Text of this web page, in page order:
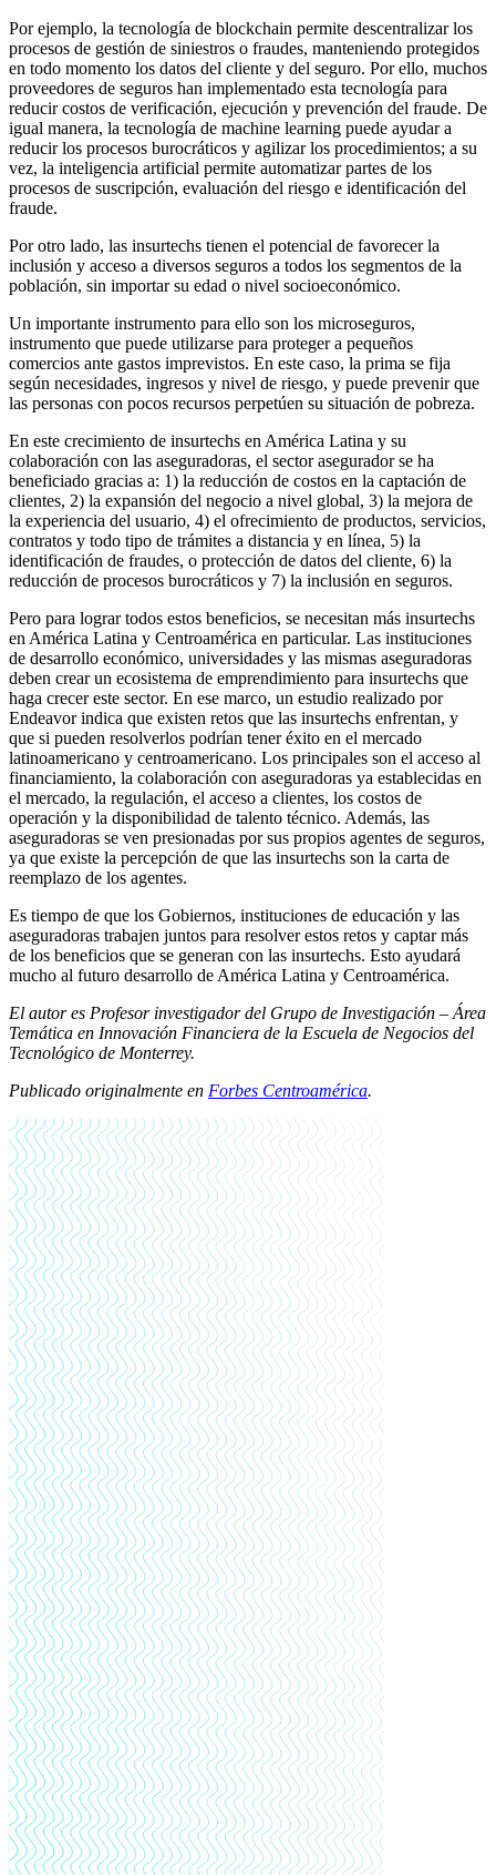
Por ejemplo, la tecnología de blockchain permite descentralizar los
procesos de gestión de siniestros o fraudes, manteniendo protegidos
en todo momento los datos del cliente y del seguro. Por ello, muchos
proveedores de seguros han implementado esta tecnología para
reducir costos de verificación, ejecución y prevención del fraude. De
igual manera, la tecnología de machine learning puede ayudar a
reducir los procesos burocráticos y agilizar los procedimientos; a su
vez, la inteligencia artificial permite automatizar partes de los
procesos de suscripción, evaluación del riesgo e identificación del
fraude.
Por otro lado, las insurtechs tienen el potencial de favorecer la
inclusión y acceso a diversos seguros a todos los segmentos de la
población, sin importar su edad o nivel socioeconómico.
Un importante instrumento para ello son los microseguros,
instrumento que puede utilizarse para proteger a pequeños
comercios ante gastos imprevistos. En este caso, la prima se fija
según necesidades, ingresos y nivel de riesgo, y puede prevenir que
las personas con pocos recursos perpetúen su situación de pobreza.
En este crecimiento de insurtechs en América Latina y su
colaboración con las aseguradoras, el sector asegurador se ha
beneficiado gracias a: 1) la reducción de costos en la captación de
clientes, 2) la expansión del negocio a nivel global, 3) la mejora de
la experiencia del usuario, 4) el ofrecimiento de productos, servicios,
contratos y todo tipo de trámites a distancia y en línea, 5) la
identificación de fraudes, o protección de datos del cliente, 6) la
reducción de procesos burocráticos y 7) la inclusión en seguros.
Pero para lograr todos estos beneficios, se necesitan más insurtechs
en América Latina y Centroamérica en particular. Las instituciones
de desarrollo económico, universidades y las mismas aseguradoras
deben crear un ecosistema de emprendimiento para insurtechs que
haga crecer este sector. En ese marco, un estudio realizado por
Endeavor indica que existen retos que las insurtechs enfrentan, y
que si pueden resolverlos podrían tener éxito en el mercado
latinoamericano y centroamericano. Los principales son el acceso al
financiamiento, la colaboración con aseguradoras ya establecidas en
el mercado, la regulación, el acceso a clientes, los costos de
operación y la disponibilidad de talento técnico. Además, las
aseguradoras se ven presionadas por sus propios agentes de seguros,
ya que existe la percepción de que las insurtechs son la carta de
reemplazo de los agentes.
Es tiempo de que los Gobiernos, instituciones de educación y las
aseguradoras trabajen juntos para resolver estos retos y captar más
de los beneficios que se generan con las insurtechs. Esto ayudará
mucho al futuro desarrollo de América Latina y Centroamérica.
El autor es Profesor investigador del Grupo de Investigación – Área
Temática en Innovación Financiera de la Escuela de Negocios del
Tecnológico de Monterrey.
Publicado originalmente en Forbes Centroamérica.